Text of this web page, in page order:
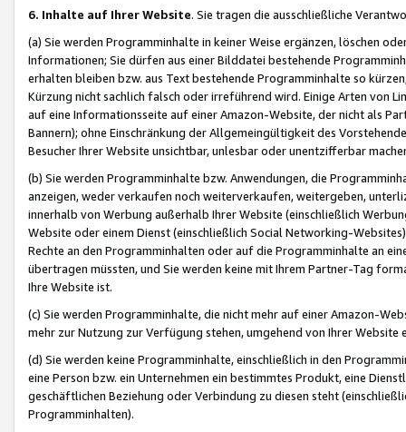
6. Inhalte auf Ihrer Website. Sie tragen die ausschließliche
(a) Sie werden Programminhalte in keiner Weise ergänzen, löschen
Informationen; Sie dürfen aus einer Bilddatei bestehende
erhalten bleiben bzw. aus Text bestehende Programminhalte so
Kürzung nicht sachlich falsch oder irreführend wird. Einige Arten von
auf eine Informationsseite auf einer Amazon-Website, der nicht als
Bannern); ohne Einschränkung der Allgemeingültigkeit des
Besucher Ihrer Website unsichtbar, unlesbar oder unentzifferbar
(b) Sie werden Programminhalte bzw. Anwendungen, die
anzeigen, weder verkaufen noch weiterverkaufen, weitergeben,
innerhalb von Werbung außerhalb Ihrer Website (einschließlich
Website oder einem Dienst (einschließlich Social Networking-
Rechte an den Programminhalten oder auf die Programminhalte an
übertragen müssten, und Sie werden keine mit Ihrem Partner-Tag
Ihre Website ist.
(c) Sie werden Programminhalte, die nicht mehr auf einer Amazon-
mehr zur Nutzung zur Verfügung stehen, umgehend von Ihrer
(d) Sie werden keine Programminhalte, einschließlich in den
eine Person bzw. ein Unternehmen ein bestimmtes Produkt, eine
geschäftlichen Beziehung oder Verbindung zu diesen steht
Programminhalten).